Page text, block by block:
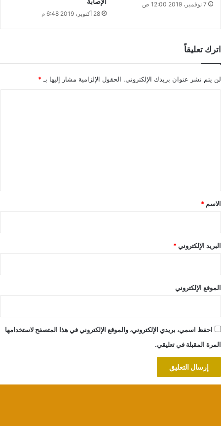
7 نوفمبر، 2019 12:00 ص
الإصابة
28 أكتوبر، 2019 6:48 م
اترك تعليقاً
لن يتم نشر عنوان بريدك الإلكتروني. الحقول الإلزامية مشار إليها بـ *
*
الاسم *
البريد الإلكتروني*
الموقع الإلكتروني
احفظ اسمي، بريدي الإلكتروني، والموقع الإلكتروني في هذا المتصفح لاستخدامها
المرة المقبلة في تعليقي.